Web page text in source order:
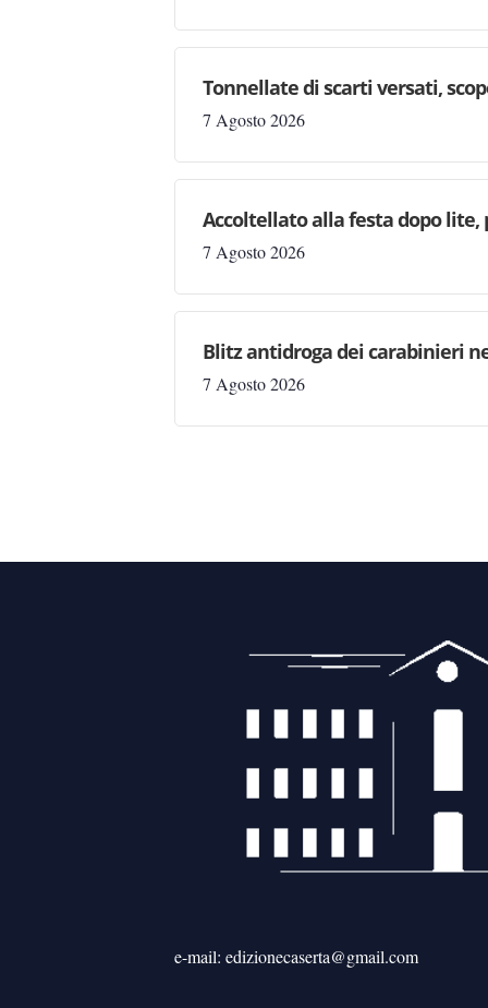
Tonnellate di scarti versati,
7 Agosto 2026
Accoltellato alla festa dopo lite,
7 Agosto 2026
Blitz antidroga dei carabinieri
7 Agosto 2026
e-mail: edizionecaserta@gmail.com